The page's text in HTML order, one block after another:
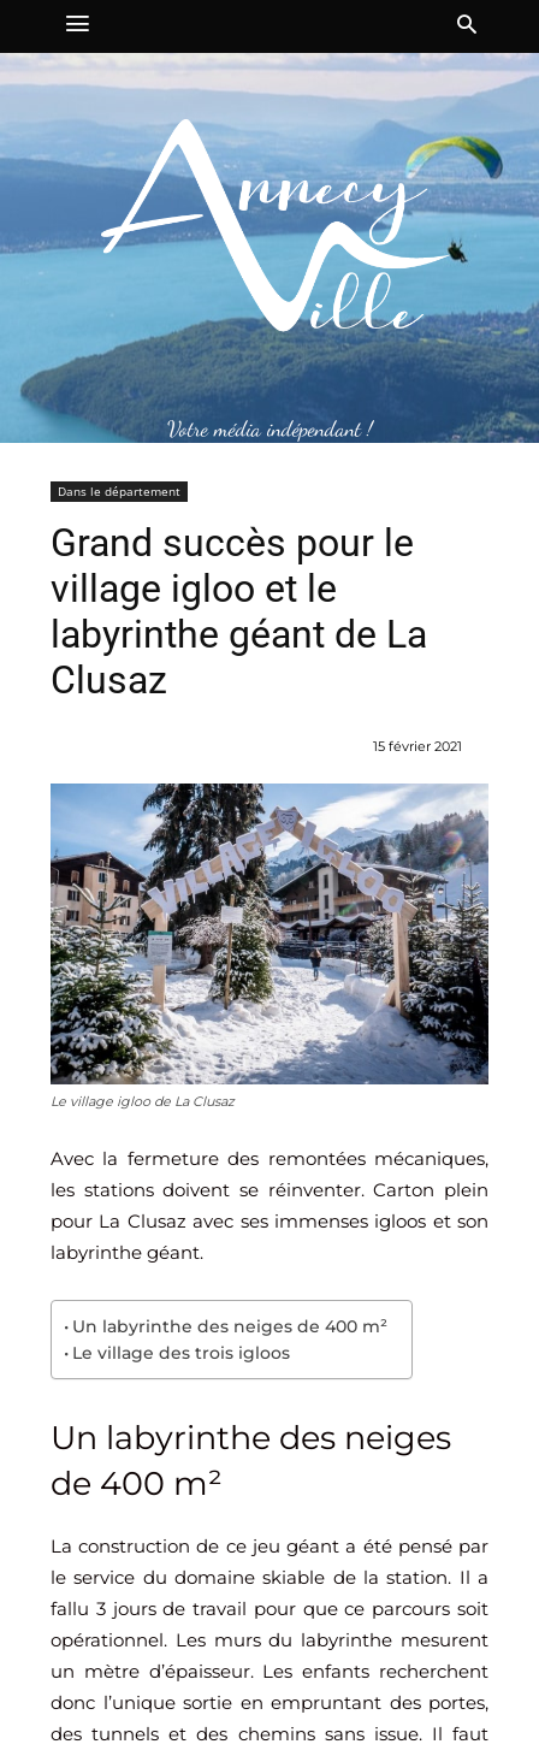
Votre média indépendant !
Dans le département
Grand succès pour le
village igloo et le
labyrinthe géant de La
Clusaz
15 février 2021
Le village igloo de La Clusaz
Avec la fermeture des remontées mécaniques,
les stations doivent se réinventer. Carton plein
pour La Clusaz avec ses immenses igloos et son
labyrinthe géant.
Un labyrinthe des neiges de 400 m²
Le village des trois igloos
Un labyrinthe des neiges
de 400 m²
La construction de ce jeu géant a été pensé par
le service du domaine skiable de la station. Il a
fallu 3 jours de travail pour que ce parcours soit
opérationnel. Les murs du labyrinthe mesurent
un mètre d’épaisseur. Les enfants recherchent
donc l’unique sortie en empruntant des portes,
des tunnels et des chemins sans issue. Il faut